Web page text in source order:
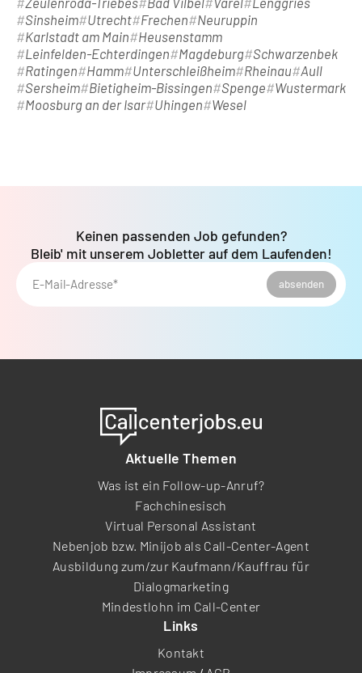
Sinsheim Utrecht Frechen
Neuruppin
Karlstadt am Main
Heusenstamm
Leinfelden-Echterdingen
Magdeburg Schwarzenbek
Ratingen
Hamm Unterschleißheim Rheinau Aull
Sersheim Bietigheim-Bissingen Spenge
Wustermark
Moosburg an der Isar Uhingen Wesel
E-Mail-Adresse* absenden
Keinen passenden Job gefunden?
Bleib' mit unserem Jobletter auf dem Laufenden!
Aktuelle Themen
Was ist ein Follow-up-Anruf?
Fachchinesisch
Virtual Personal Assistant
Nebenjob bzw. Minijob als Call-Center-Agent
Ausbildung zum/zur Kaufmann/Kauffrau für
Dialogmarketing
Mindestlohn im Call-Center
Links
Kontakt